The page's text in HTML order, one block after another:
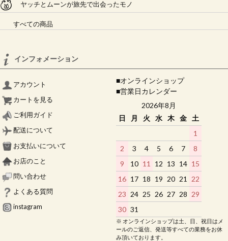
ヤッチとムーンが旅先で出会ったモノ
すべての商品
インフォメーション
アカウント
カートを見る
ご利用ガイド
配送について
お支払いについて
お店のこと
問い合わせ
よくある質問
instagram
■オンラインショップ
■営業日カレンダー
2026年8月
日
月 火 水 木 金
土
1
2
3 4 5 6 7
8
9
10 11 12 13 14 15
16 17 18 19 20 21
22
23 24 25 26 27 28 29
30 31
※ オンラインショップは土、日、祝日はメ
ールのご返信、発送等すべての業務をお休
み頂いております。